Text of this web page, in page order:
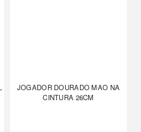
JOGADOR DOURADO MAO NA
CINTURA 26CM